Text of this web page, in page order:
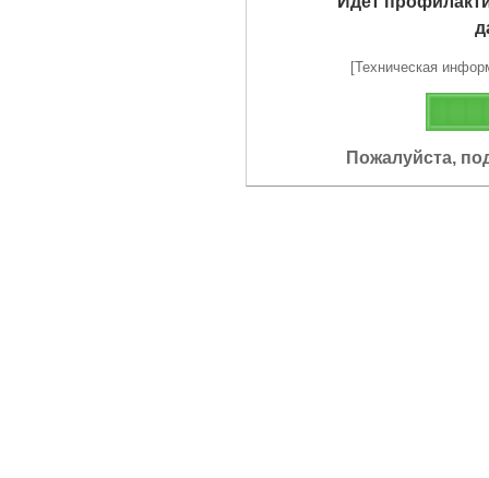
[Техническая
Пожалуйста,